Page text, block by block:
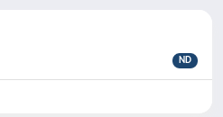
ND